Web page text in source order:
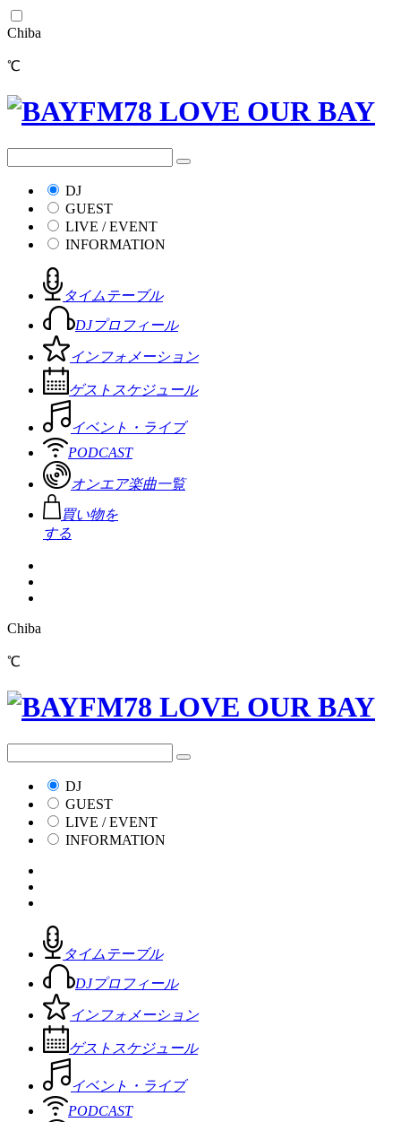
Chiba
℃
DJ
GUEST
LIVE / EVENT
INFORMATION
タイムテーブル
DJプロフィール
インフォメーション
ゲストスケジュール
イベント・ライブ
PODCAST
オンエア楽曲一覧
買い物を
する
Chiba
℃
DJ
GUEST
LIVE / EVENT
INFORMATION
タイムテーブル
DJプロフィール
インフォメーション
ゲストスケジュール
イベント・ライブ
PODCAST